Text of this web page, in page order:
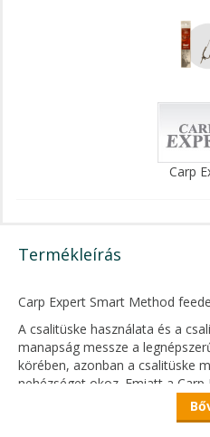
Carp
Termékleírás
Carp Expert Smart Method
A csalitüske használata és a
manapság messze a
körében, azonban a csalitüske
nehézséget okoz. Emiatt a
alaposan kibővítettük előkötött,
A Method Feeder Hair Rig